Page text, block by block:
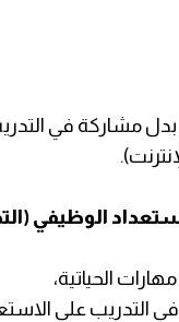
مشاركة في
الوظيفي
الحياتية،
التدريب على